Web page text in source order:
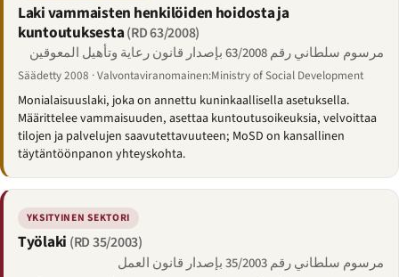
Laki vammaisten henkilöiden hoidosta ja
kuntoutuksesta(RD 63/2008)
مرسوم سلطاني رقم 63/2008 بإصدار قانون رعاية وتأهيل المعوقين
Säädetty 2008 · Valvontaviranomainen:Ministry of Social Development
Monialaisuuslaki, joka on annettu kuninkaallisella asetuksella.
Määrittelee vammaisuuden, asettaa kuntoutusoikeuksia, velvoittaa
tilojen ja palvelujen saavutettavuuteen; MoSD on kansallinen
täytäntöönpanon yhteyskohta.
YKSITYINEN SEKTORI
Työlaki (RD 35/2003)
مرسوم سلطاني رقم 35/2003 بإصدار قانون العمل